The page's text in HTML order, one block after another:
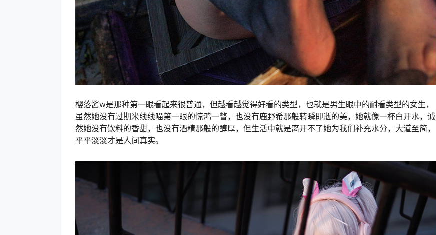
樱落酱w是那种第一眼看起来很普通，但越看越觉得好看的类型，也就是男生眼中的耐看类型的女生，
虽然她没有过期米线线喵第一眼的惊鸿一瞥，也没有鹿野希那般转瞬即逝的美，她就像一杯白开水，诚
然她没有饮料的香甜，也没有酒精那般的醇厚，但生活中就是离开不了她为我们补充水分，大道至简，
平平淡淡才是人间真实。